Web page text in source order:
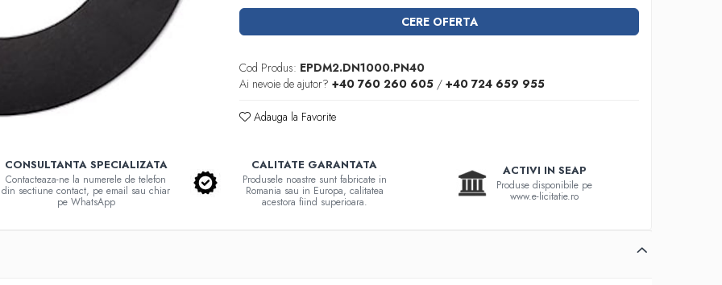
CERE OFERTA
Cod Produs: EPDM2.DN1000.PN40
Ai nevoie de ajutor? +40 760 260 605 /+40 724 659 955
Adauga la Favorite
CONSULTANTA SPECIALIZATA
Contacteaza-ne la numerele de telefon
din sectiune contact, pe email sau chiar
pe WhatsApp
CALITATE GARANTATA
Produsele noastre sunt fabricate in
Romania sau in Europa, calitatea
acestora fiind superioara.
ACTIVI IN SEAP
Produse disponibile pe
www.e-licitatie.ro